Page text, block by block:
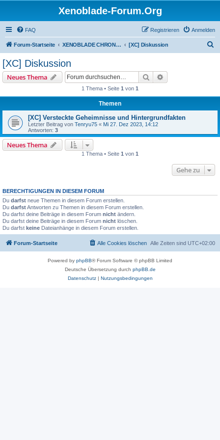
Xenoblade-Forum.Org
FAQ Anmelden
Registrieren
Forum-Startseite XENOBLADE CHRONICLES / DEFINITIVE EDITION / FUTURE CONNECTED [XC] Diskussion
[XC] Diskussion
Neues Thema Suche
1 Thema • Seite 1 von 1
Themen
[XC] Versteckte Geheimnisse und Hintergrundfakten
Letzter Beitrag von Tenryu75 « Mi 27. Dez 2023, 14:12
Antworten: 3
Neues Thema
1 Thema • Seite 1 von 1
Gehe zu
BERECHTIGUNGEN IN DIESEM FORUM
Du darfst neue Themen in diesem Forum erstellen.
Du darfstAntworten zu Themen in diesem Forum erstellen.
Du darfst deine Beiträge in diesem Forum nicht ändern.
Du darfst deine Beiträge in diesem Forum nicht löschen.
Du darfst keine Dateianhänge in diesem Forum erstellen.
Forum-Startseite Alle Zeiten sind UTC+02:00
Alle Cookies löschen
Powered by phpBB® Forum Software © phpBB Limited
Deutsche Übersetzung durch phpBB.de
Datenschutz| Nutzungsbedingungen